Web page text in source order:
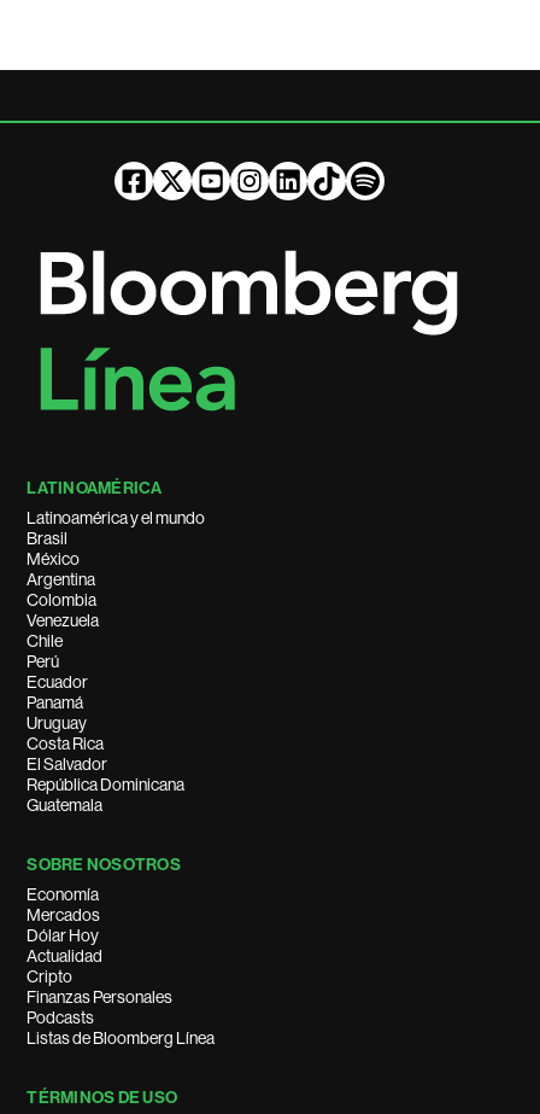
LATINOAMÉRICA
Latinoamérica y el mundo
Brasil
México
Argentina
Colombia
Venezuela
Chile
Perú
Ecuador
Panamá
Uruguay
Costa Rica
El Salvador
República Dominicana
Guatemala
SOBRE NOSOTROS
Economía
Mercados
Dólar Hoy
Actualidad
Cripto
Finanzas Personales
Podcasts
Listas de Bloomberg Línea
TÉRMINOS DE USO